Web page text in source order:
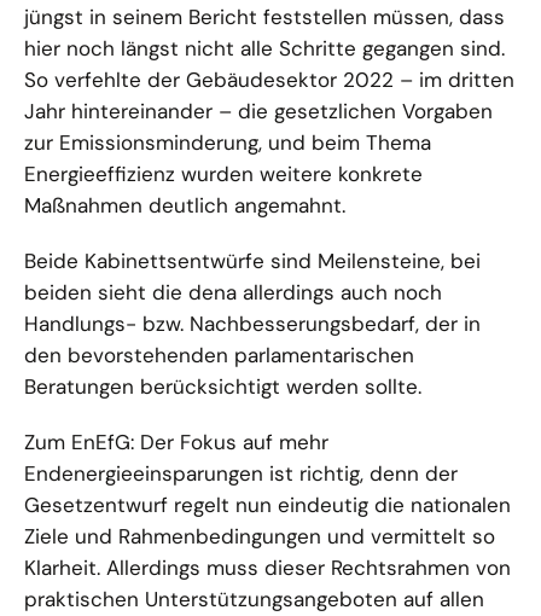
jüngst in seinem Bericht feststellen müssen, dass
hier noch längst nicht alle Schritte gegangen sind.
So verfehlte der Gebäudesektor 2022 – im dritten
Jahr hintereinander – die gesetzlichen Vorgaben
zur Emissionsminderung, und beim Thema
Energieeffizienz wurden weitere konkrete
Maßnahmen deutlich angemahnt.
Beide Kabinettsentwürfe sind Meilensteine, bei
beiden sieht die dena allerdings auch noch
Handlungs- bzw. Nachbesserungsbedarf, der in
den bevorstehenden parlamentarischen
Beratungen berücksichtigt werden sollte.
Zum EnEfG: Der Fokus auf mehr
Endenergieeinsparungen ist richtig, denn der
Gesetzentwurf regelt nun eindeutig die nationalen
Ziele und Rahmenbedingungen und vermittelt so
Klarheit. Allerdings muss dieser Rechtsrahmen von
praktischen Unterstützungsangeboten auf allen